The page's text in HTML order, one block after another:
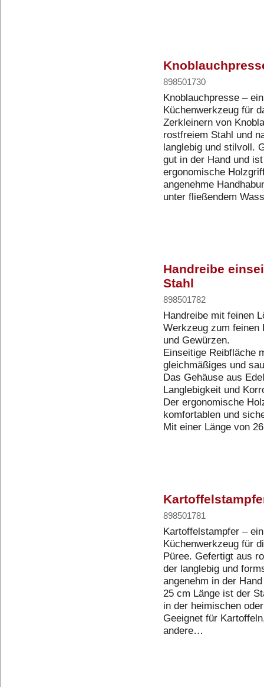
898501730
Knoblauchpresse –
Küchenwerkzeug für
Zerkleinern von
rostfreiem Stahl und
langlebig und stilvoll.
gut in der Hand und
ergonomische
angenehme
unter fließendem
Handreibe
Stahl
898501782
Handreibe mit feinen
Werkzeug zum feinen
und Gewürzen.
Einseitige Reibfläche
gleichmäßiges und
Das Gehäuse aus
Langlebigkeit und
Der ergonomische
komfortablen und
Mit einer Länge von
898501781
Kartoffelstampfer –
Küchenwerkzeug für
Püree. Gefertigt aus
der langlebig und
angenehm in der
25 cm Länge ist der
in der heimischen
Geeignet für
andere…